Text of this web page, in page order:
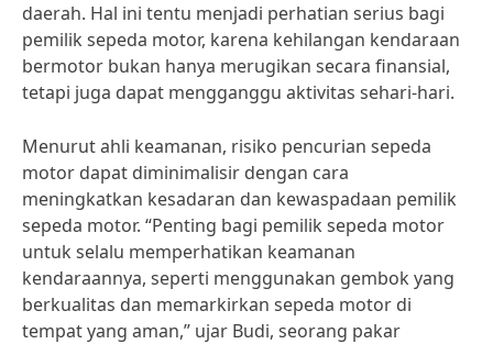
daerah. Hal ini tentu menjadi perhatian serius bagi
pemilik sepeda motor, karena kehilangan kendaraan
bermotor bukan hanya merugikan secara finansial,
tetapi juga dapat mengganggu aktivitas sehari-hari.
Menurut ahli keamanan, risiko pencurian sepeda
motor dapat diminimalisir dengan cara
meningkatkan kesadaran dan kewaspadaan pemilik
sepeda motor. “Penting bagi pemilik sepeda motor
untuk selalu memperhatikan keamanan
kendaraannya, seperti menggunakan gembok yang
berkualitas dan memarkirkan sepeda motor di
tempat yang aman,” ujar Budi, seorang pakar